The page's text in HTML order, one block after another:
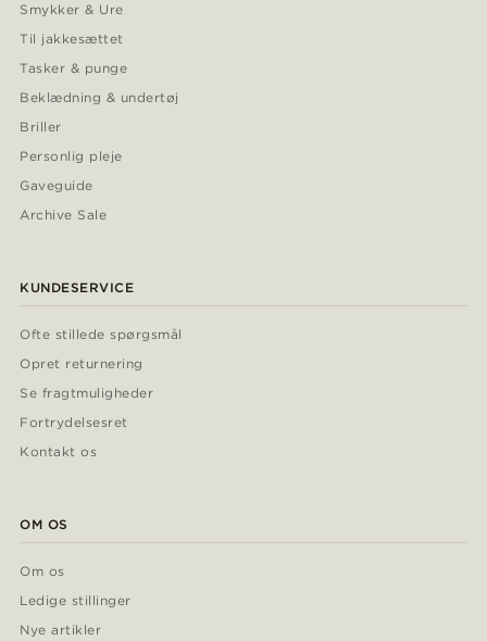
Smykker & Ure
Til jakkesættet
Tasker & punge
Beklædning & undertøj
Briller
Personlig pleje
Gaveguide
Archive Sale
KUNDESERVICE
Ofte stillede spørgsmål
Opret returnering
Se fragtmuligheder
Fortrydelsesret
Kontakt os
OM OS
Om os
Ledige stillinger
Nye artikler